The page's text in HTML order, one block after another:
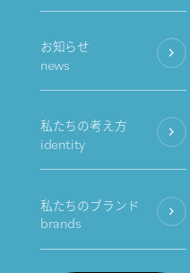
お知らせ
news
私たちの考え方
identity
私たちのブランド
brands